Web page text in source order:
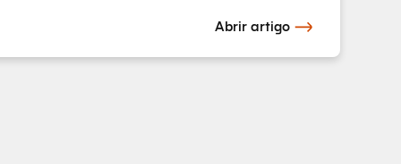
Abrir artigo